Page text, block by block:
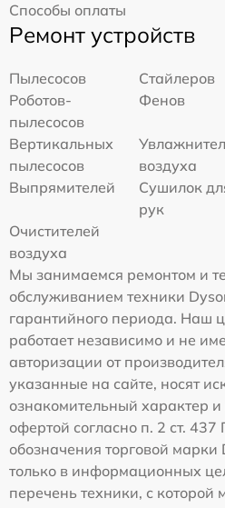
Способы оплаты
Ремонт устройств
Пылесосов
Стайлеров
Роботов-
пылесосов
Фенов
Вертикальных
пылесосов
воздуха
Выпрямителей
Сушилок
рук
Очистителей
воздуха
Мы занимаемся ремонтом и
обслуживанием техники
гарантийного периода. Наш
работает независимо и не
авторизации от
указанные на сайте, носят
ознакомительный характер
офертой согласно п. 2 ст.
обозначения торговой
только в информационных
перечень техники, с